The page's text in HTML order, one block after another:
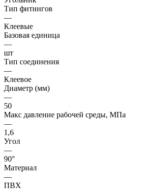
Тип фитингов
—
Клеевые
Базовая единица
—
шт
Тип соединения
—
Клеевое
Диаметр (мм)
—
50
Макс давление рабочей среды, МПа
—
1,6
Угол
—
90°
Материал
—
ПВХ